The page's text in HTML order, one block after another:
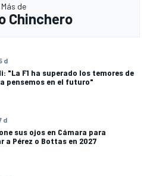
Más de
Chinchero
d
"La F1 ha superado los temores de
pensemos en el futuro"
d
sus ojos en Cámara para
a Pérez o Bottas en 2027